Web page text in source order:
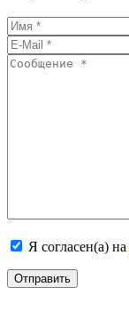
Я согласен(а) на
Отправить